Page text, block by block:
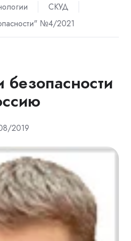
СКУД
№4/2021
безопасности
2019